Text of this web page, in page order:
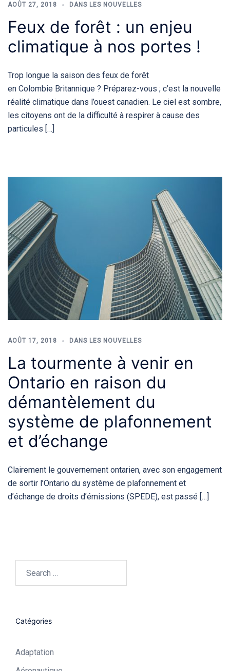
AOÛT 27, 2018 DANS LES NOUVELLES
Feux de forêt : un enjeu
climatique à nos portes !
Trop longue la saison des feux de forêt
en Colombie Britannique ? Préparez-vous ; c’est la nouvelle
réalité climatique dans l’ouest canadien. Le ciel est sombre,
les citoyens ont de la difficulté à respirer à cause des
particules […]
AOÛT 17, 2018 DANS LES NOUVELLES
La tourmente à venir en
Ontario en raison du
démantèlement du
système de plafonnement
et d’échange
Clairement le gouvernement ontarien, avec son engagement
de sortir l’Ontario du système de plafonnement et
d’échange de droits d’émissions (SPEDE), est passé […]
Catégories
Adaptation